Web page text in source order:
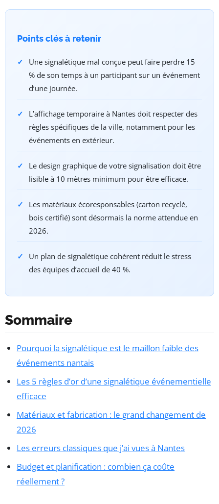
Points clés à retenir
Une signalétique mal conçue peut faire perdre 15
% de son temps à un participant sur un événement
d’une journée.
L’affichage temporaire à Nantes doit respecter des
règles spécifiques de la ville, notamment pour les
événements en extérieur.
Le design graphique de votre signalisation doit être
lisible à 10 mètres minimum pour être efficace.
Les matériaux écoresponsables (carton recyclé,
bois certifié) sont désormais la norme attendue en
2026.
Un plan de signalétique cohérent réduit le stress
des équipes d’accueil de 40 %.
Sommaire
Pourquoi la signalétique est le maillon faible des
événements nantais
Les 5 règles d’or d’une signalétique événementielle
efficace
Matériaux et fabrication : le grand changement de
2026
Les erreurs classiques que j’ai vues à Nantes
Budget et planification : combien ça coûte
réellement ?